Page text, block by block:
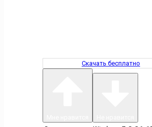
Скачать бесплатно